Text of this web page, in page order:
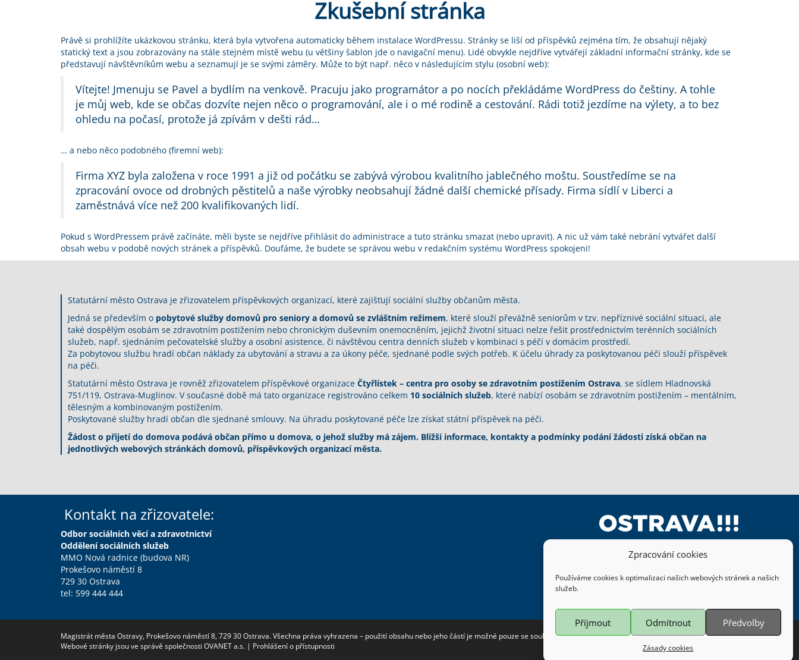
Zpracování cookies
Používáme cookies k optimalizaci našich webových stránek a našich
služeb.
Příjmout Odmítnout Předvolby
Zásady cookies
Zkušební stránka
Právě si prohlížíte ukázkovou stránku, která byla vytvořena automaticky během instalace WordPressu. Stránky se liší od příspěvků zejména tím, že obsahují nějaký
statický text a jsou zobrazovány na stále stejném místě webu (u většiny šablon jde o navigační menu). Lidé obvykle nejdříve vytvářejí základní informační stránky, kde se
představují návštěvníkům webu a seznamují je se svými záměry. Může to být např. něco v následujícím stylu (osobní web):
Vítejte! Jmenuju se Pavel a bydlím na venkově. Pracuju jako programátor a po nocích překládáme WordPress do češtiny. A tohle
je můj web, kde se občas dozvíte nejen něco o programování, ale i o mé rodině a cestování. Rádi totiž jezdíme na výlety, a to bez
ohledu na počasí, protože já zpívám v dešti rád…
… a nebo něco podobného (firemní web):
Firma XYZ byla založena v roce 1991 a již od počátku se zabývá výrobou kvalitního jablečného moštu. Soustředíme se na
zpracování ovoce od drobných pěstitelů a naše výrobky neobsahují žádné další chemické přísady. Firma sídlí v Liberci a
zaměstnává více než 200 kvalifikovaných lidí.
Pokud s WordPressem právě začínáte, měli byste se nejdříve přihlásit do administrace a tuto stránku smazat (nebo upravit). A nic už vám také nebrání vytvářet další
obsah webu v podobě nových stránek a příspěvků. Doufáme, že budete se správou webu v redakčním systému WordPress spokojeni!
Statutární město Ostrava je zřizovatelem příspěvkových organizací, které zajišťují sociální služby občanům města.
Jedná se především o pobytové služby domovů pro seniory a domovů se zvláštním režimem, které slouží převážně seniorům v tzv. nepříznivé sociální situaci, ale
také dospělým osobám se zdravotním postižením nebo chronickým duševním onemocněním, jejichž životní situaci nelze řešit prostřednictvím terénních sociálních
služeb, např. sjednáním pečovatelské služby a osobní asistence, či návštěvou centra denních služeb v kombinaci s péčí v domácím prostředí.
Za pobytovou službu hradí občan náklady za ubytování a stravu a za úkony péče, sjednané podle svých potřeb. K účelu úhrady za poskytovanou péči slouží příspěvek
na péči.
Statutární město Ostrava je rovněž zřizovatelem příspěvkové organizace Čtyřlístek – centra pro osoby se zdravotním postižením Ostrava, se sídlem Hladnovská
751/119, Ostrava-Muglinov. V současné době má tato organizace registrováno celkem 10 sociálních služeb, které nabízí osobám se zdravotním postižením – mentálním,
tělesným a kombinovaným postižením.
Poskytované služby hradí občan dle sjednané smlouvy. Na úhradu poskytované péče lze získat státní příspěvek na péči.
Žádost o přijetí do domova podává občan přímo u domova, o jehož služby má zájem. Bližší informace, kontakty a podmínky podání žádosti získá občan na
jednotlivých webových stránkách domovů, příspěvkových organizací města.
Kontakt na zřizovatele:
Odbor sociálních věcí a zdravotnictví
Oddělení sociálních služeb
MMO Nová radnice (budova NR)
Prokešovo náměstí 8
729 30 Ostrava
tel: 599 444 444
Magistrát města Ostravy, Prokešovo náměstí 8, 729 30 Ostrava. Všechna práva vyhrazena – použití obsahu nebo jeho částí je možné pouze se souhlasem Magistrátu města Ostravy.
Webové stránky jsou ve správě společnosti OVANET a.s. | Prohlášení o přístupnosti